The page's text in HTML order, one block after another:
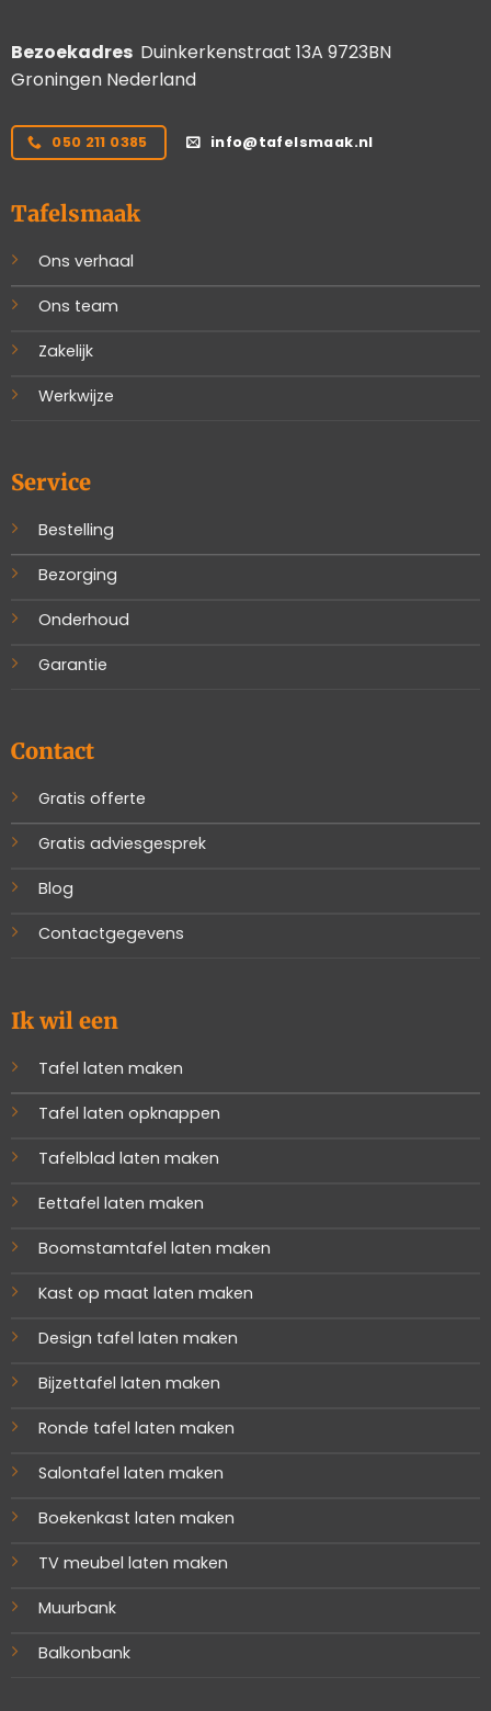
Bezoekadres Duinkerkenstraat 13A 9723BN
Groningen Nederland
050 211 0385 info@tafelsmaak.nl
Tafelsmaak
Ons verhaal
Ons team
Zakelijk
Werkwijze
Service
Bestelling
Bezorging
Onderhoud
Garantie
Contact
Gratis offerte
Gratis adviesgesprek
Blog
Contactgegevens
Ik wil een
Tafel laten maken
Tafel laten opknappen
Tafelblad laten maken
Eettafel laten maken
Boomstamtafel laten maken
Kast op maat laten maken
Design tafel laten maken
Bijzettafel laten maken
Ronde tafel laten maken
Salontafel laten maken
Boekenkast laten maken
TV meubel laten maken
Muurbank
Balkonbank